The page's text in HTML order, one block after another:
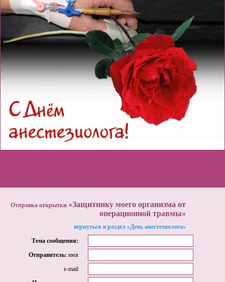
Отправка открытки «Защитнику моего организма от
операционной травмы»
вернуться в раздел «День анестезиолога»
Тема сообщения:
Отправитель: имя
e-mail